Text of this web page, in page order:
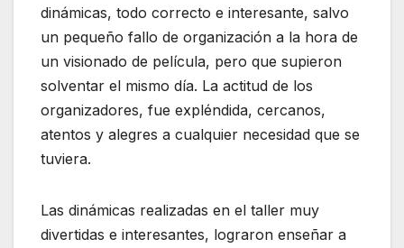
dinámicas, todo correcto e interesante, salvo
un pequeño fallo de organización a la hora de
un visionado de película, pero que supieron
solventar el mismo día. La actitud de los
organizadores, fue expléndida, cercanos,
atentos y alegres a cualquier necesidad que se
tuviera.
Las dinámicas realizadas en el taller muy
divertidas e interesantes, lograron enseñar a